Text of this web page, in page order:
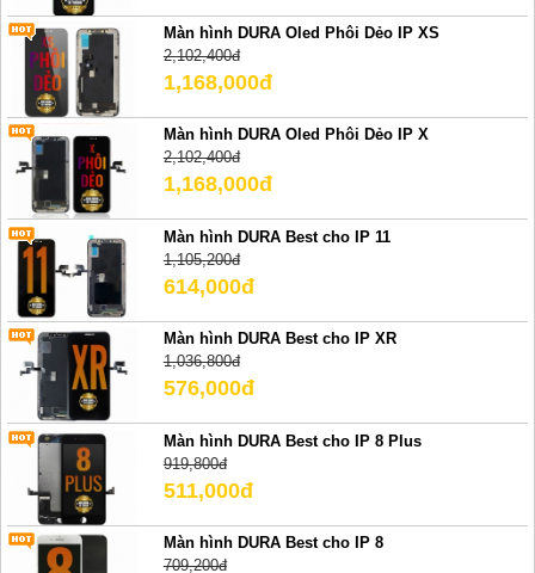
Màn hình DURA Oled Phôi Dẻo IP XS
2,102,400đ
1,168,000đ
Màn hình DURA Oled Phôi Dẻo IP X
2,102,400đ
1,168,000đ
Màn hình DURA Best cho IP 11
1,105,200đ
614,000đ
Màn hình DURA Best cho IP XR
1,036,800đ
576,000đ
Màn hình DURA Best cho IP 8 Plus
919,800đ
511,000đ
Màn hình DURA Best cho IP 8
709,200đ